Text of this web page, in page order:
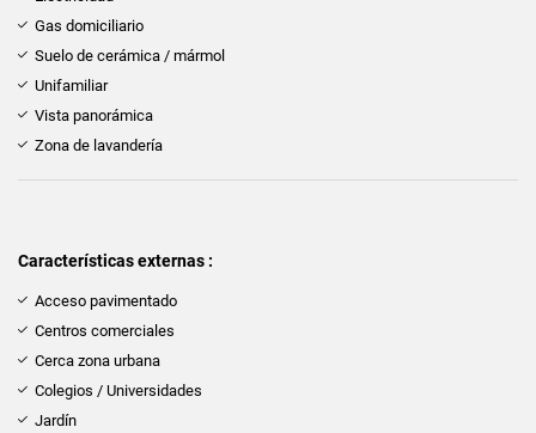
Gas domiciliario
Suelo de cerámica / mármol
Unifamiliar
Vista panorámica
Zona de lavandería
Características externas :
Acceso pavimentado
Centros comerciales
Cerca zona urbana
Colegios / Universidades
Jardín